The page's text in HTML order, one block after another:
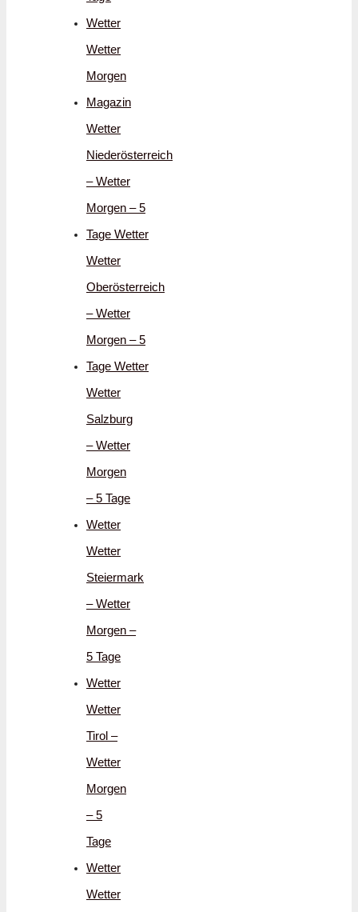
Wetter
Wetter
Morgen
Magazin
Wetter
Niederösterreich
– Wetter
Morgen – 5
Tage Wetter
Wetter
Oberösterreich
– Wetter
Morgen – 5
Tage Wetter
Wetter
Salzburg
– Wetter
Morgen
– 5 Tage
Wetter
Wetter
Steiermark
– Wetter
Morgen –
5 Tage
Wetter
Wetter
Tirol –
Wetter
Morgen
– 5
Tage
Wetter
Wetter